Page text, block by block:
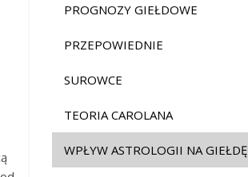
PROGNOZY GIEŁDOWE
PRZEPOWIEDNIE
SUROWCE
TEORIA CAROLANA
WPŁYW ASTROLOGII NA GIEŁDĘ